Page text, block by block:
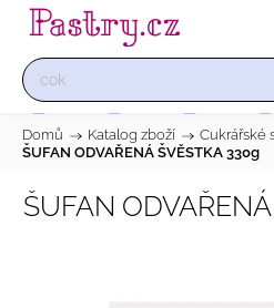
Domů / Katalog zboží / Cukrářské
ŠUFAN ODVAŘENÁ ŠVĚSTKA 330g
ŠUFAN